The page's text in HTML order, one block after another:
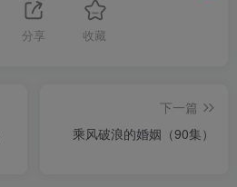
分享 收藏
下一篇
乘风破浪的婚姻（90集）